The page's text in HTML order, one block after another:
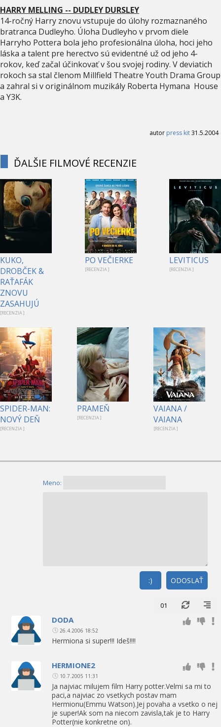
HARRY MELLING -- DUDLEY DURSLEY
14-ročný Harry znovu vstupuje do úlohy rozmaznaného
bratranca Dudleyho. Úloha Dudleyho v prvom diele
Harryho Pottera bola jeho profesionálna úloha, hoci jeho
láska a talent pre herectvo sú evidentné už od jeho 4-
rokov, keď začal účinkovať v šou svojej rodiny. V deviatich
rokoch sa stal členom Millfield Theatre Youth Drama Group
a zahral si v originálnom muzikály Roberta Hymana House
a Y3K.
autor press kit31.5.2004
ĎALŠIE FILMOVÉ RECENZIE
KUKO,
DROBČEK &
RAŤAFÁK
ZNOVU
ZASAHUJÚ
[RECENZIA ]
PO VEČIERKE
[RECENZIA ]
LEVITICUS
[RECENZIA ]
1
SPIDER-MAN:
NOVÝ DEŇ
[RECENZIA ]
PRAMEŇ
[RECENZIA ]
VAIANA /
VAIANA
[RECENZIA ]
Meno:
ODOSLAŤ
:)
01
DODA
26.4.2006 18:52
Hermiona si super!!! Ideš!!!!
HERMIONE2
10.7.2005 11:31
Ja najviac milujem film Harry potter.Velmi sa mi to
paci,a najviac zo vsetkych postav mam
Hermionu(Emmu Watson).Jej povaha a vsetko o nej
je super!Ak som na niecom zavisla,tak je to Harry
Potter(nie konkretne on).